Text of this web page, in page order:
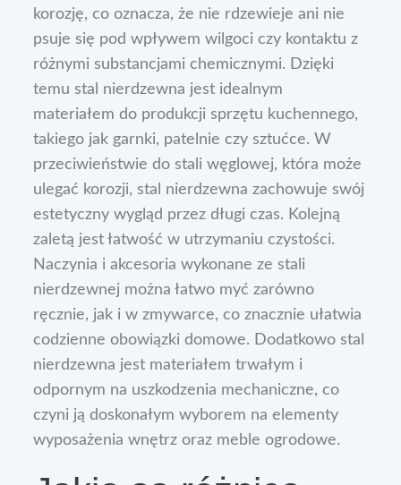
korozję, co oznacza, że nie rdzewieje ani nie
psuje się pod wpływem wilgoci czy kontaktu z
różnymi substancjami chemicznymi. Dzięki
temu stal nierdzewna jest idealnym
materiałem do produkcji sprzętu kuchennego,
takiego jak garnki, patelnie czy sztućce. W
przeciwieństwie do stali węglowej, która może
ulegać korozji, stal nierdzewna zachowuje swój
estetyczny wygląd przez długi czas. Kolejną
zaletą jest łatwość w utrzymaniu czystości.
Naczynia i akcesoria wykonane ze stali
nierdzewnej można łatwo myć zarówno
ręcznie, jak i w zmywarce, co znacznie ułatwia
codzienne obowiązki domowe. Dodatkowo stal
nierdzewna jest materiałem trwałym i
odpornym na uszkodzenia mechaniczne, co
czyni ją doskonałym wyborem na elementy
wyposażenia wnętrz oraz meble ogrodowe.